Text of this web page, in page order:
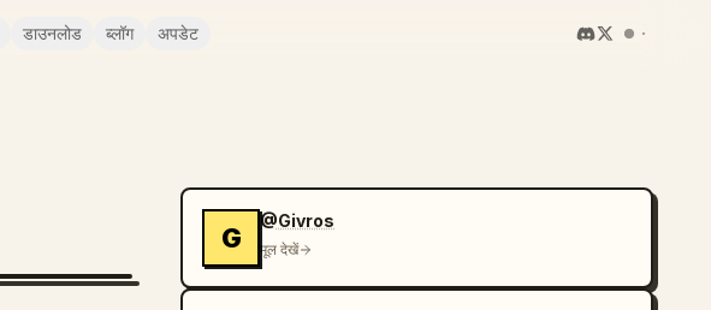
डाउनलोड ब्लॉग अपडेट
G
@Givros
मूल देखें